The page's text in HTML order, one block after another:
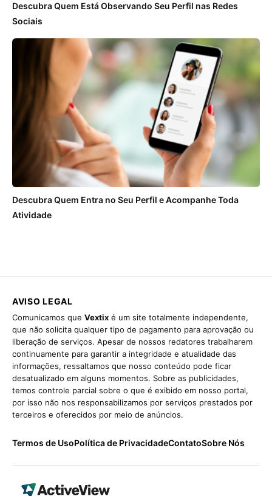
Descubra Quem Está Observando Seu Perfil nas Redes
Sociais
Descubra Quem Entra no Seu Perfil e Acompanhe Toda
Atividade
AVISO LEGAL
Comunicamos que Vextix é um site totalmente independente,
que não solicita qualquer tipo de pagamento para aprovação ou
liberação de serviços. Apesar de nossos redatores trabalharem
continuamente para garantir a integridade e atualidade das
informações, ressaltamos que nosso conteúdo pode ficar
desatualizado em alguns momentos. Sobre as publicidades,
temos controle parcial sobre o que é exibido em nosso portal,
por isso não nos responsabilizamos por serviços prestados por
terceiros e oferecidos por meio de anúncios.
Termos de UsoPolítica de PrivacidadeContatoSobre Nós